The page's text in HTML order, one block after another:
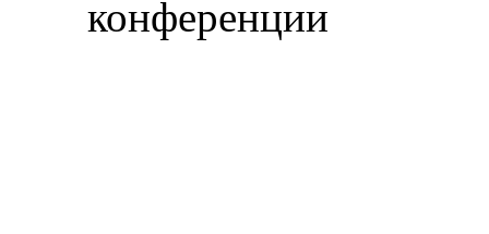
конференции